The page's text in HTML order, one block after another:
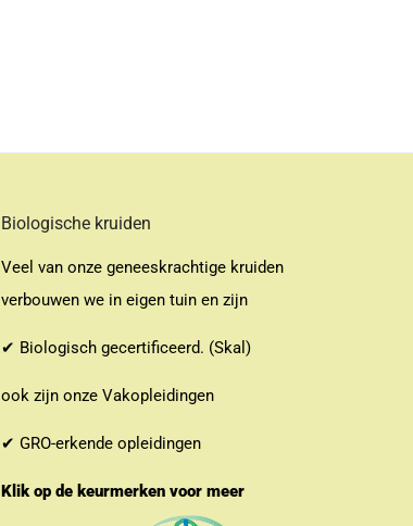
Biologische kruiden
Veel van onze geneeskrachtige kruiden
verbouwen we in eigen tuin en zijn
✔ Biologisch gecertificeerd. (Skal)
ook zijn onze Vakopleidingen
✔ GRO-erkende opleidingen
Klik op de keurmerken voor meer